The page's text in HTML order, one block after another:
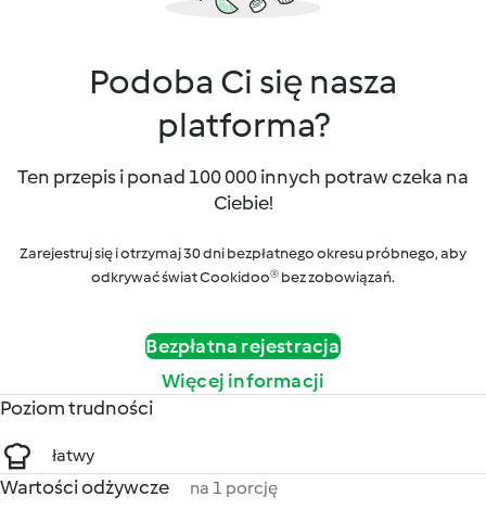
Podoba Ci się nasza
platforma?
Ten przepis i ponad 100 000 innych potraw czeka na
Ciebie!
Zarejestruj się i otrzymaj 30 dni bezpłatnego okresu próbnego, aby
odkrywać świat Cookidoo® bez zobowiązań.
Bezpłatna rejestracja
Więcej informacji
Poziom trudności
łatwy
Wartości odżywcze na 1 porcję